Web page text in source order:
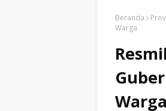
Beranda
Warga
Warga